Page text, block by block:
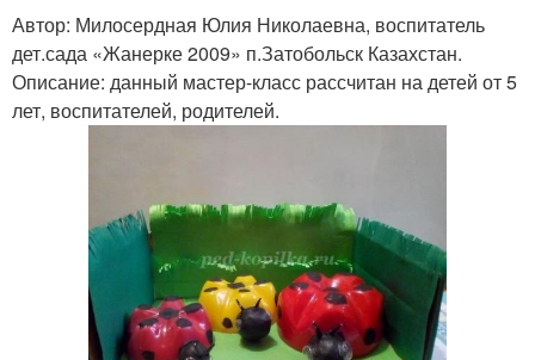
Автор: Милосердная Юлия Николаевна, воспитатель
дет.сада «Жанерке 2009» п.Затобольск Казахстан.
Описание: данный мастер-класс рассчитан на детей от 5
лет, воспитателей, родителей.